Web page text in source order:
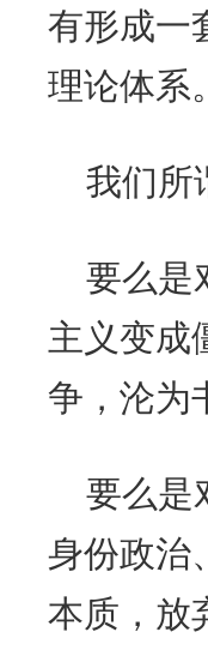
有形成一
理论体系。
我们所
要么是
主义变成
争，沦为
要么是
身份政治
本质，放